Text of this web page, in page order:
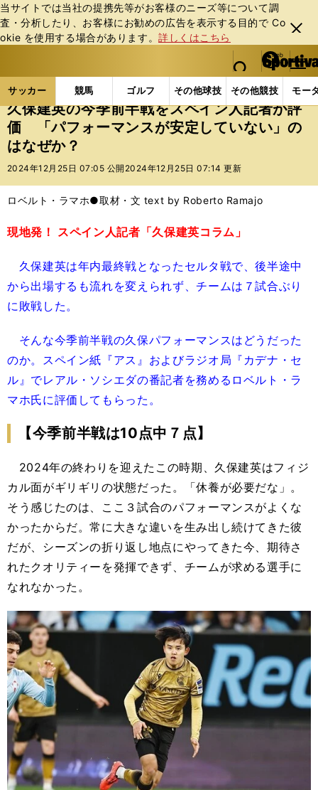
当サイトでは当社の提携先等がお客様のニーズ等について調
査・分析したり、お客様にお勧めの広告を表⽰する⽬的で Co
okie を使⽤する場合があります。詳しくはこちら
閉じ
る
web Sportiva (webスポルティーバ)
検索
マイペ
ー
ジ
メニュ
サッカー 競馬 ゴルフ その他球技 その他競技 モー
ス
ポ
ル
テ
ー
バ
サッカーの記事一覧 海外サッカー 海外サッカー
久保建英の今季前半戦をスペイン人記者が評
価 「パフォーマンスが安定していない」の
はなぜか？
2024年12月25日 07:05 公開 2024年12月25日 07:14 更新
ロベルト・ラマホ●取材・文 text by Roberto Ramajo
現地発！ スペイン人記者「久保建英コラム」
久保建英は年内最終戦となったセルタ戦で、後半途中
から出場するも流れを変えられず、チームは７試合ぶり
に敗戦した。
そんな今季前半戦の久保パフォーマンスはどうだった
のか。スペイン紙『アス』およびラジオ局『カデナ・セ
ル』でレアル・ソシエダの番記者を務めるロベルト・ラ
マホ氏に評価してもらった。
【今季前半戦は10点中７点】
2024年の終わりを迎えたこの時期、久保建英はフィジ
カル面がギリギリの状態だった。「休養が必要だな」。
そう感じたのは、ここ３試合のパフォーマンスがよくな
かったからだ。常に大きな違いを生み出し続けてきた彼
だが、シーズンの折り返し地点にやってきた今、期待さ
れたクオリティーを発揮できず、チームが求める選手に
なれなかった。